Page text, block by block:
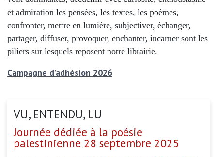
et admiration les pensées, les textes, les poèmes,
confronter, mettre en lumière, subjectiver, échanger,
partager, diffuser, provoquer, enchanter, incarner sont les
piliers sur lesquels reposent notre librairie.
Campagne d’adhésion 2026
VU, ENTENDU, LU
Journée dédiée à la poésie
palestinienne 28 septembre 2025